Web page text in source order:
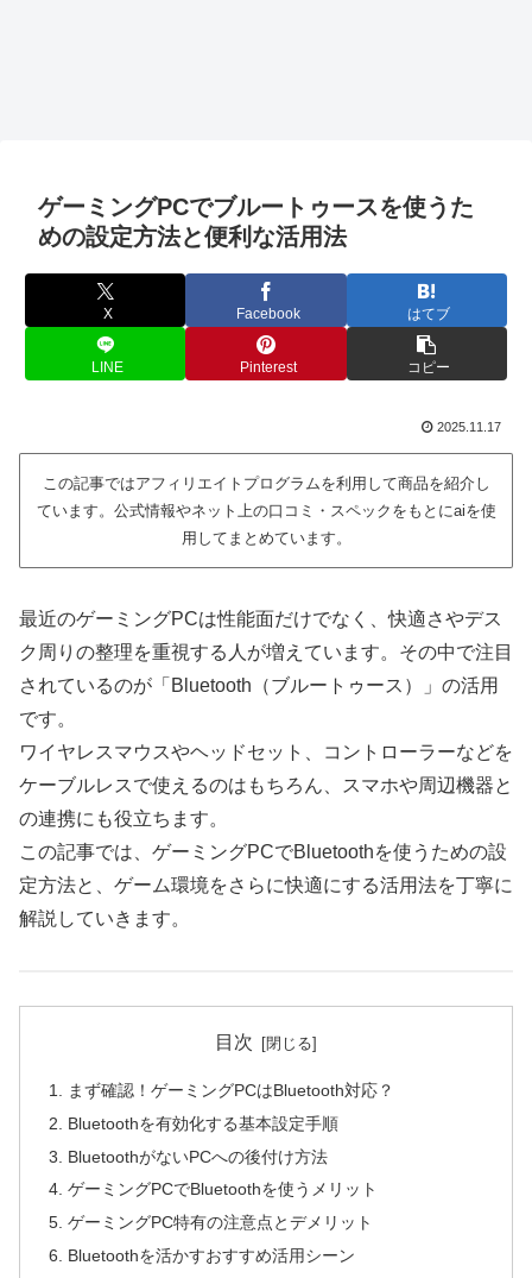
ゲーミングPCでブルートゥースを使うた
めの設定方法と便利な活用法
X Facebook はてブ
LINE Pinterest コピー
2025.11.17
この記事ではアフィリエイトプログラムを利用して商品を紹介し
ています。公式情報やネット上の口コミ・スペックをもとにaiを使
用してまとめています。
最近のゲーミングPCは性能面だけでなく、快適さやデス
ク周りの整理を重視する人が増えています。その中で注目
されているのが「Bluetooth（ブルートゥース）」の活用
です。
ワイヤレスマウスやヘッドセット、コントローラーなどを
ケーブルレスで使えるのはもちろん、スマホや周辺機器と
の連携にも役立ちます。
この記事では、ゲーミングPCでBluetoothを使うための設
定方法と、ゲーム環境をさらに快適にする活用法を丁寧に
解説していきます。
目次
まず確認！ゲーミングPCはBluetooth対応？
Bluetoothを有効化する基本設定手順
BluetoothがないPCへの後付け方法
ゲーミングPCでBluetoothを使うメリット
ゲーミングPC特有の注意点とデメリット
Bluetoothを活かすおすすめ活用シーン